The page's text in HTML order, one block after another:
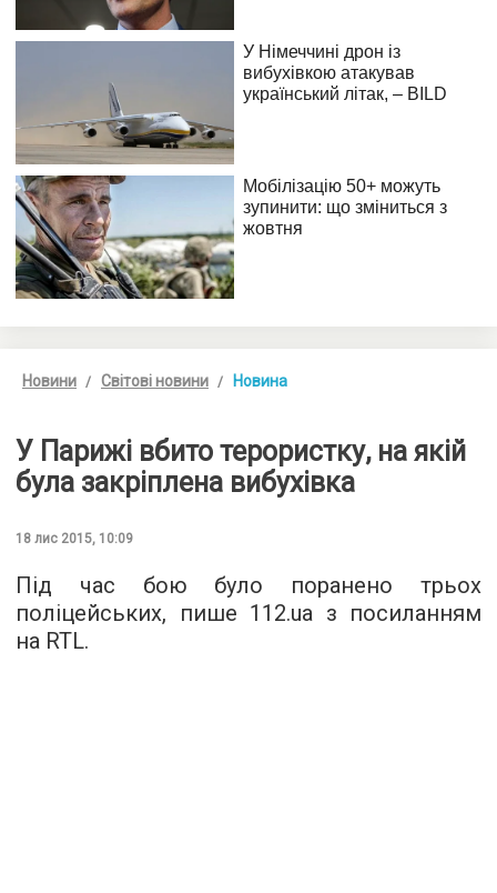
Новини Світові новини Новина
У Парижі вбито терористку, на якій
була закріплена вибухівка
18 лис 2015, 10:09
Під час бою було поранено трьох
поліцейських, пише 112.ua з посиланням
на RTL.